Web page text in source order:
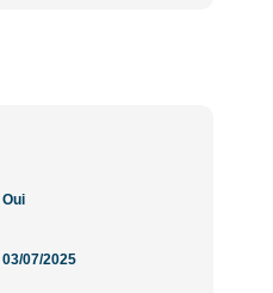
Oui
03/07/2025